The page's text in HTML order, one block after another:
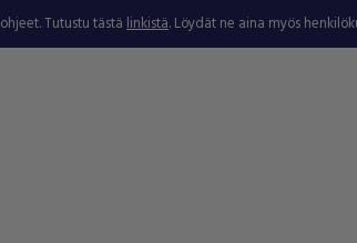
Tutustu tästälinkistä. Löydät ne aina myös